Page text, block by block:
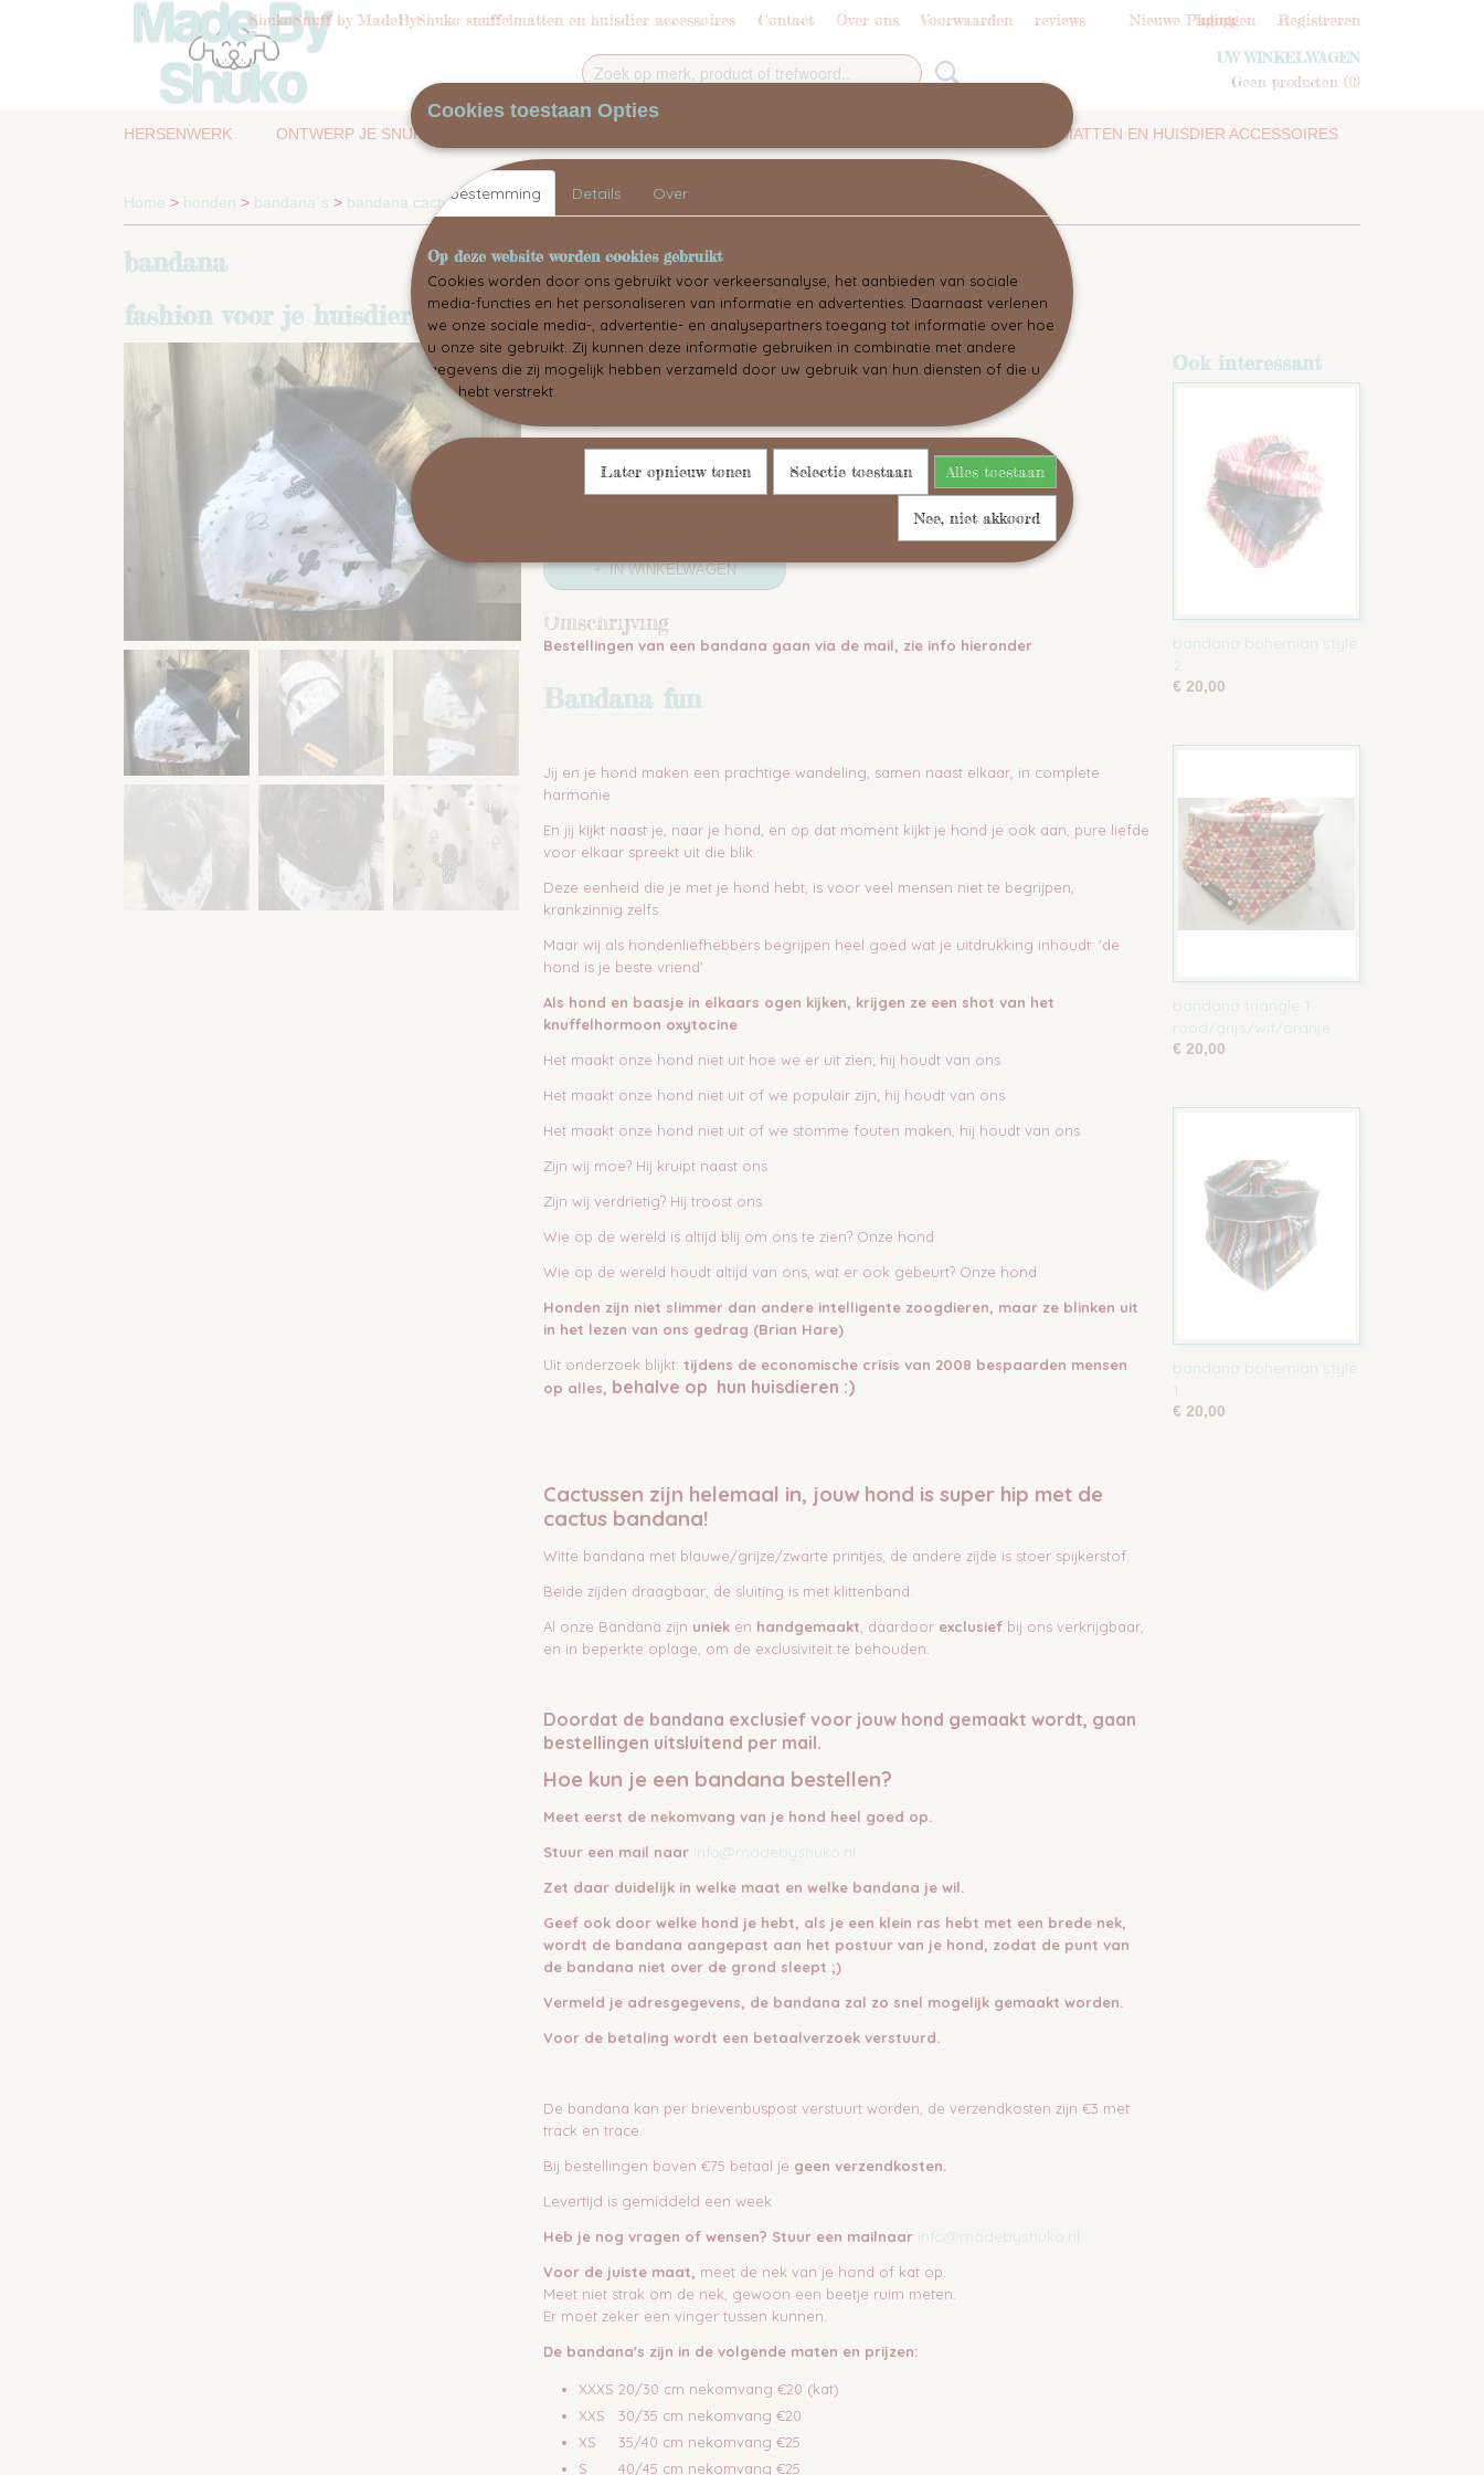
ShukoSnuff by MadeByShuko snuffelmatten en huisdier accessoires Contact Over ons Voorwaarden reviews Nieuwe Pagina
Inloggen Registreren
UW WINKELWAGEN
Geen producten (0)
SHUKOSNUFF BY MADEBYSHUKO SNUFFELMATTEN EN HUISDIER ACCESSOIRES
HERSENWERK ONTWERP JE SNUFFELMAT
Home > honden > bandana´s > bandana cactus/spijkerstof
bandana
fashion voor je huisdier
bandana cactus/spijkerstof
IN WINKELWAGEN
Omschrijving
Bestellingen van een bandana gaan via de mail, zie info hieronder
Bandana fun
Jij en je hond maken een prachtige wandeling, samen naast elkaar, in complete
harmonie
En jij kijkt naast je, naar je hond, en op dat moment kijkt je hond je ook aan, pure liefde
voor elkaar spreekt uit die blik.
Deze eenheid die je met je hond hebt, is voor veel mensen niet te begrijpen,
krankzinnig zelfs
Maar wij als hondenliefhebbers begrijpen heel goed wat je uitdrukking inhoudt: 'de
hond is je beste vriend'
Als hond en baasje in elkaars ogen kijken, krijgen ze een shot van het
knuffelhormoon oxytocine
Het maakt onze hond niet uit hoe we er uit zien; hij houdt van ons
Het maakt onze hond niet uit of we populair zijn; hij houdt van ons
Het maakt onze hond niet uit of we stomme fouten maken, hij houdt van ons
Zijn wij moe? Hij kruipt naast ons
Zijn wij verdrietig? Hij troost ons
Wie op de wereld is altijd blij om ons te zien? Onze hond
Wie op de wereld houdt altijd van ons, wat er ook gebeurt? Onze hond
Honden zijn niet slimmer dan andere intelligente zoogdieren, maar ze blinken uit
in het lezen van ons gedrag (Brian Hare)
Uit onderzoek blijkt: tijdens de economische crisis van 2008 bespaarden mensen
op alles, behalve op hun huisdieren :)
Cactussen zijn helemaal in, jouw hond is super hip met de
cactus bandana!
Witte bandana met blauwe/grijze/zwarte printjes, de andere zijde is stoer spijkerstof.
Beide zijden draagbaar, de sluiting is met klittenband.
Al onze Bandana zijn uniek en handgemaakt , daardoor exclusief bij ons verkrijgbaar,
en in beperkte oplage, om de exclusiviteit te behouden.
Doordat de bandana exclusief voor jouw hond gemaakt wordt, gaan
bestellingen uitsluitend per mail.
Hoe kun je een bandana bestellen?
Meet eerst de nekomvang van je hond heel goed op.
Stuur een mail naar info@madebyshuko.nl
Zet daar duidelijk in welke maat en welke bandana je wil.
Geef ook door welke hond je hebt, als je een klein ras hebt met een brede nek,
wordt de bandana aangepast aan het postuur van je hond, zodat de punt van
de bandana niet over de grond sleept ;)
Vermeld je adresgegevens, de bandana zal zo snel mogelijk gemaakt worden.
Voor de betaling wordt een betaalverzoek verstuurd.
De bandana kan per brievenbuspost verstuurt worden, de verzendkosten zijn €3 met
track en trace.
Bij bestellingen boven €75 betaal je geen verzendkosten.
Levertijd is gemiddeld een week
Heb je nog vragen of wensen? Stuur een mailnaar info@madebyshuko.nl
Voor de juiste maat, meet de nek van je hond of kat op.
Meet niet strak om de nek, gewoon een beetje ruim meten.
Er moet zeker een vinger tussen kunnen.
De bandana's zijn in de volgende maten en prijzen:
XXXS 20/30 cm nekomvang €20 (kat)
XXS 30/35 cm nekomvang €20
XS 35/40 cm nekomvang €25
S 40/45 cm nekomvang €25
Ook interessant
bandana bohemian style
2
€ 20,00
bandana triangle 1
rood/grijs/wit/oranje
€ 20,00
bandana bohemian style
1
€ 20,00
Cookies toestaan Opties
Toestemming Details Over
Op deze website worden cookies gebruikt
Cookies worden door ons gebruikt voor verkeersanalyse, het aanbieden van sociale
media-functies en het personaliseren van informatie en advertenties. Daarnaast verlenen
we onze sociale media-, advertentie- en analysepartners toegang tot informatie over hoe
u onze site gebruikt. Zij kunnen deze informatie gebruiken in combinatie met andere
gegevens die zij mogelijk hebben verzameld door uw gebruik van hun diensten of die u
hen hebt verstrekt.
Later opnieuw tonen Selectie toestaan Alles toestaan
Nee, niet akkoord